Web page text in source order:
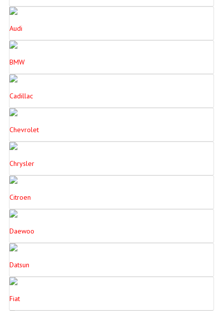
Audi
BMW
Cadillac
Chevrolet
Chrysler
Citroen
Daewoo
Datsun
Fiat